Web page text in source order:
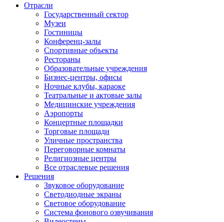
Отрасли
Государственный сектор
Музеи
Гостиницы
Конференц-залы
Спортивные объекты
Рестораны
Образовательные учреждения
Бизнес-центры, офисы
Ночные клубы, караоке
Театральные и актовые залы
Медицинские учреждения
Аэропорты
Концертные площадки
Торговые площади
Уличные пространства
Переговорные комнаты
Религиозные центры
Все отраслевые решения
Решения
Звуковое оборудование
Светодиодные экраны
Световое оборудование
Система фонового озвучивания